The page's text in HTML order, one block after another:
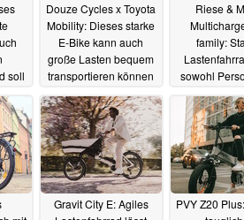
soll
Douze Cycles x Toyota
Mobility: Dieses starke
E-Bike kann auch
große Lasten bequem
transportieren können
04.11.2023
Riese &
family:
sowohl
mitnehmen
Gravit City E: Agiles
PVY Z20